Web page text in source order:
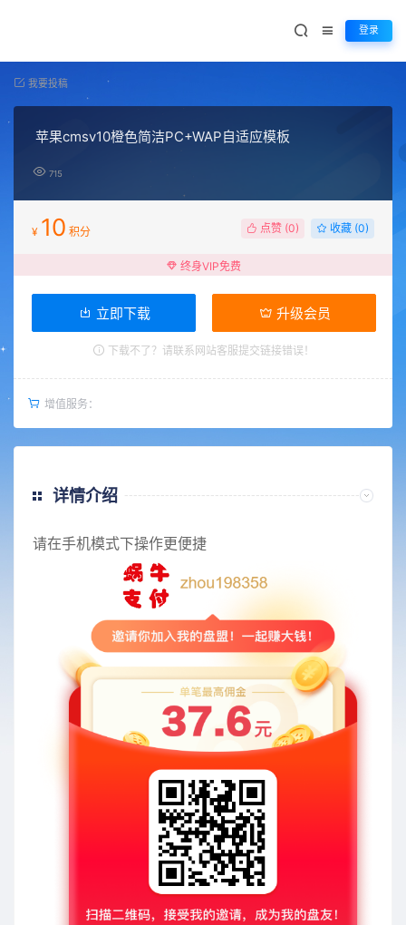
登录
我要投稿
苹果cmsv10橙色简洁PC+WAP自适应模板
715
¥ 10 积分 点赞 (0) 收藏 (0)
终身VIP免费
立即下载 升级会员
下载不了？请联系网站客服提交链接错误！
增值服务：
详情介绍
请在手机模式下操作更便捷